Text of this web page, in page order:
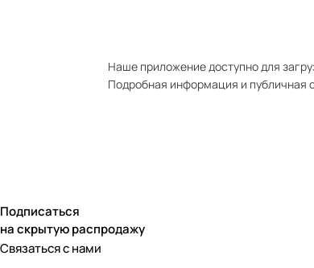
Наше приложение доступно для
Подробная информация и
Подписаться
на скрытую распродажу
Связаться с нами